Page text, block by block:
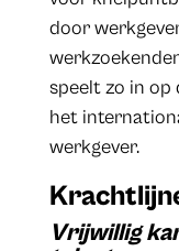
door
speelt zo in op
het
werkgever.
Vrijwillig